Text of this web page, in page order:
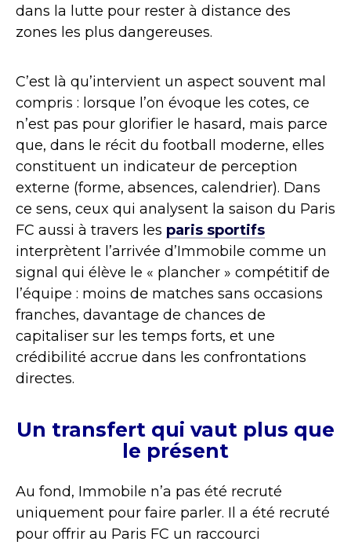
dans la lutte pour rester à distance des
zones les plus dangereuses.
C’est là qu’intervient un aspect souvent mal
compris : lorsque l’on évoque les cotes, ce
n’est pas pour glorifier le hasard, mais parce
que, dans le récit du football moderne, elles
constituent un indicateur de perception
externe (forme, absences, calendrier). Dans
ce sens, ceux qui analysent la saison du Paris
FC aussi à travers les paris sportifs
interprètent l’arrivée d’Immobile comme un
signal qui élève le « plancher » compétitif de
l’équipe : moins de matches sans occasions
franches, davantage de chances de
capitaliser sur les temps forts, et une
crédibilité accrue dans les confrontations
directes.
Un transfert qui vaut plus que
le présent
Au fond, Immobile n’a pas été recruté
uniquement pour faire parler. Il a été recruté
pour offrir au Paris FC un raccourci